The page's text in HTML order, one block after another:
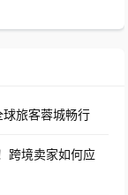
球旅客蓉城畅行
跨境卖家如何应